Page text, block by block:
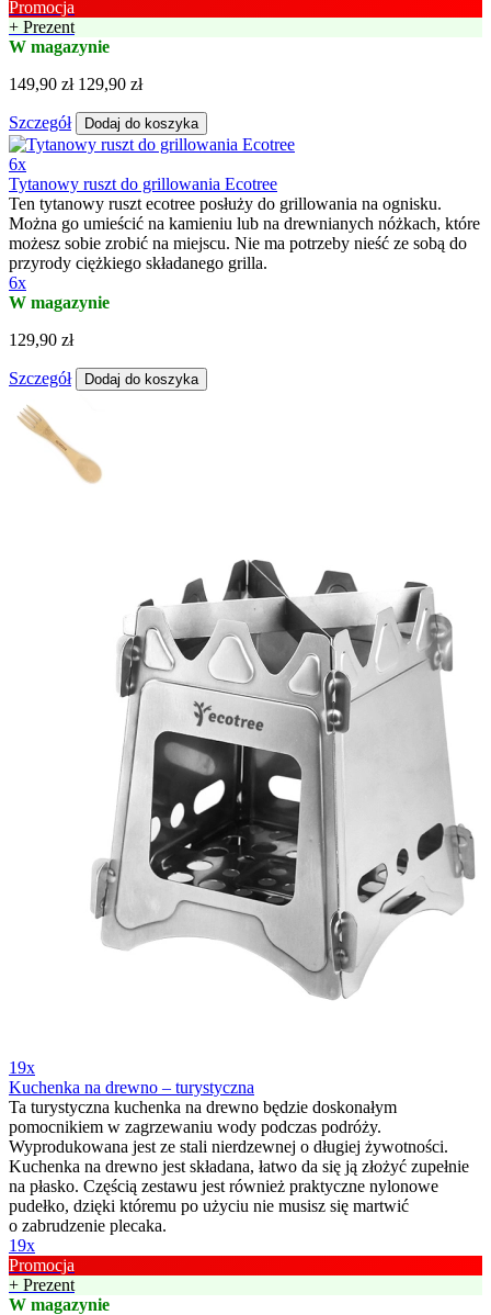
Promocja
+ Prezent
W magazynie
149,90 zł 129,90 zł
Szczegół Dodaj do koszyka
6x
Tytanowy ruszt do grillowania Ecotree
Ten tytanowy ruszt ecotree posłuży do grillowania na ognisku.
Można go umieścić na kamieniu lub na drewnianych nóżkach, które
możesz sobie zrobić na miejscu. Nie ma potrzeby nieść ze sobą do
przyrody ciężkiego składanego grilla.
6x
W magazynie
129,90 zł
Szczegół Dodaj do koszyka
19x
Kuchenka na drewno – turystyczna
Ta turystyczna kuchenka na drewno będzie doskonałym
pomocnikiem w zagrzewaniu wody podczas podróży.
Wyprodukowana jest ze stali nierdzewnej o długiej żywotności.
Kuchenka na drewno jest składana, łatwo da się ją złożyć zupełnie
na płasko. Częścią zestawu jest również praktyczne nylonowe
pudełko, dzięki któremu po użyciu nie musisz się martwić
o zabrudzenie plecaka.
19x
Promocja
+ Prezent
W magazynie